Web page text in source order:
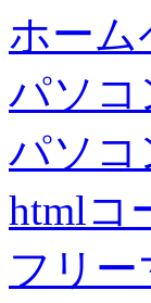
ホーム
パソコ
パソコ
htmlコ
フリ